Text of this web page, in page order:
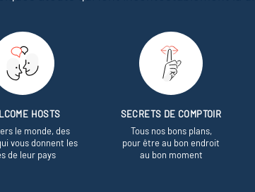
HOSTS
le monde, des
vous donnent les
de leur pays
SECRETS DE COMPTOIR
Tous nos bons plans,
pour être au bon endroit
au bon moment